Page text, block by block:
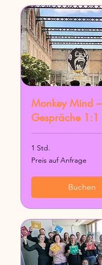
Monkey Mind –
Gespräche 1:1
1 Std.
Preis
auf
Preis auf Anfrage
Buchen